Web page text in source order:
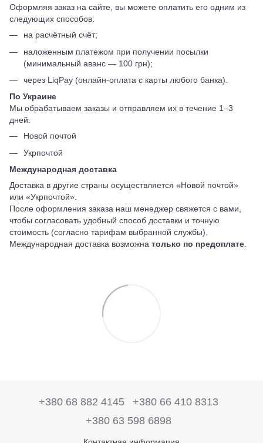
Оформляя заказ на сайте, вы можете оплатить его одним из
следующих способов:
на расчётный счёт;
наложенным платежом при получении посылки
(минимальный аванс — 100 грн);
через LiqPay (онлайн-оплата с карты любого банка).
По Украине
Мы обрабатываем заказы и отправляем их в течение 1–3
дней.
Новой почтой
Укрпочтой
Международная доставка
Доставка в другие страны осуществляется «Новой почтой»
или «Укрпочтой».
После оформления заказа наш менеджер свяжется с вами,
чтобы согласовать удобный способ доставки и точную
стоимость (согласно тарифам выбранной службы).
Международная доставка возможна только по предоплате
+380 68 882 4145
+380 66 410 8313
+380 63 598 6898